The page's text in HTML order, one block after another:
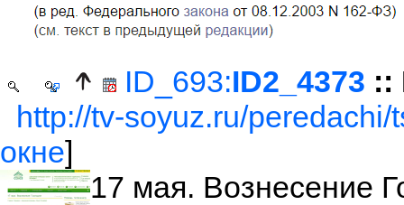
ID_693:ID2_4373 ::
http://tv-soyuz.ru/
окне]
17 мая. Вознесение